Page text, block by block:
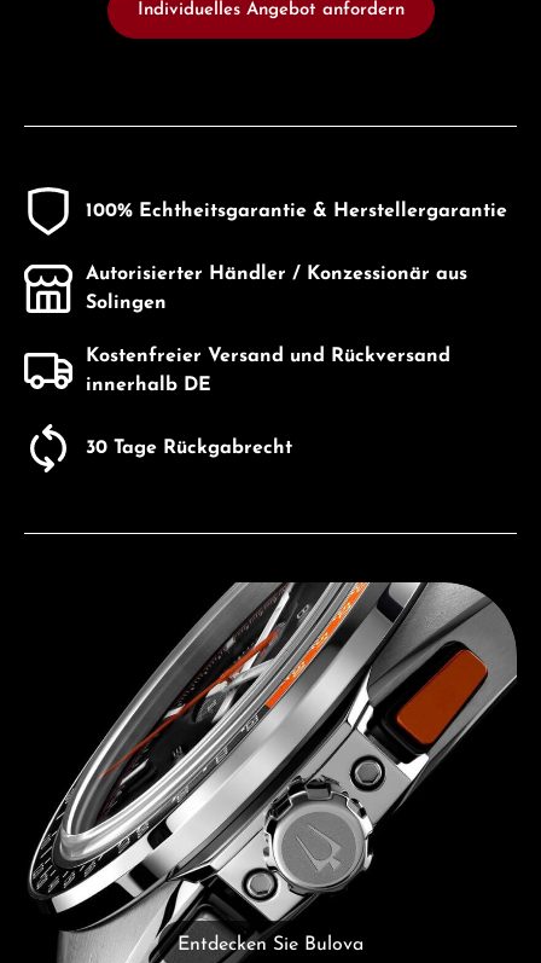
Individuelles Angebot anfordern
100% Echtheitsgarantie & Herstellergarantie
Autorisierter Händler / Konzessionär aus
Solingen
Kostenfreier Versand und Rückversand
innerhalb DE
30 Tage Rückgabrecht
Entdecken Sie Bulova